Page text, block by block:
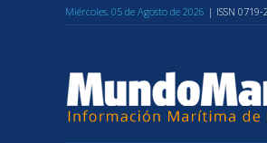
Miércoles, 05 de Agosto de 2026 | ISSN 0719-